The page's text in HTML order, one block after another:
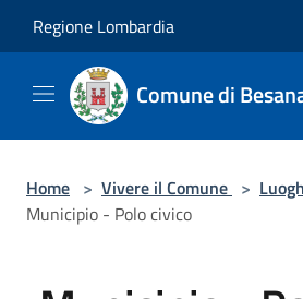
Regione Lombardia
Comune di
Home > Vivere il Comune >
Municipio - Polo civico